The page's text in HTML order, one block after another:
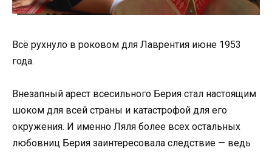
Всё рухнуло в роковом для Лаврентия июне 1953
года.
Внезапный арест всесильного Берия стал настоящим
шоком для всей страны и катастрофой для его
окружения. И именно Ляля более всех остальных
любовниц Берия заинтересовала следствие — ведь